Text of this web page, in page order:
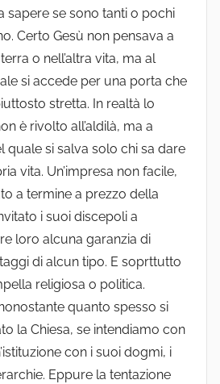
sapere se sono tanti o pochi
Certo Gesù non pensava a
o nell’altra vita, ma al
si accede per una porta che
stretta. In realtà lo
è rivolto all’aldilà, ma a
quale si salva solo chi sa dare
vita. Un’impresa non facile,
a termine a prezzo della
i suoi discepoli a
loro alcuna garanzia di
di alcun tipo. E soprttutto
religiosa o politica.
quanto spesso si
la Chiesa, se intendiamo con
con i suoi dogmi, i
Eppure la tentazione